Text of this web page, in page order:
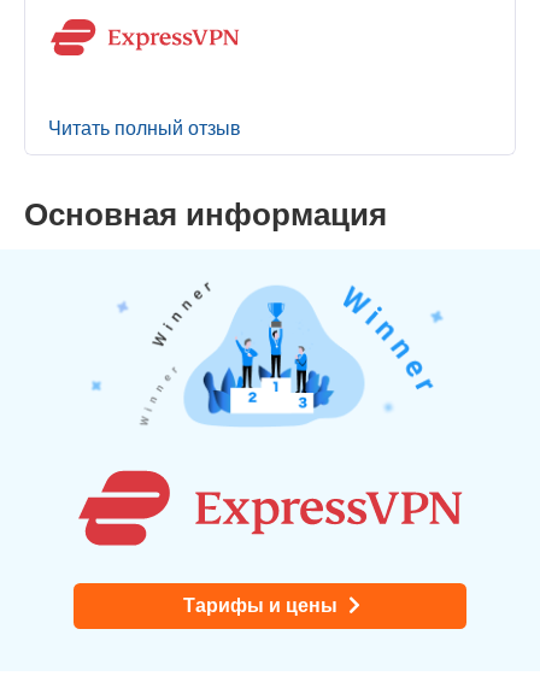
Читать полный отзыв
Основная информация
Тарифы и цены